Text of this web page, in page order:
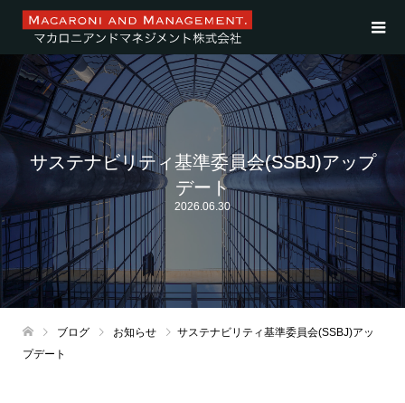
サステナビリティ基準委員会(SSBJ)アップ
デート
2026.06.30
ブログ お知らせ
サステナビリティ基準委員会(SSBJ)アッ
プデート